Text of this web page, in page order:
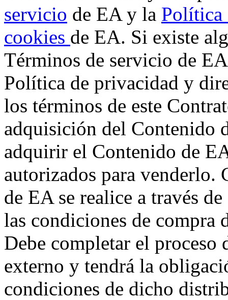
servicio de EA y la Política
cookies de EA. Si existe
Términos de servicio de
Política de privacidad y
los términos de este
adquisición del Contenido
adquirir el Contenido de
autorizados para venderlo.
de EA se realice a través
las condiciones de compra
Debe completar el
externo y tendrá la
condiciones de dicho